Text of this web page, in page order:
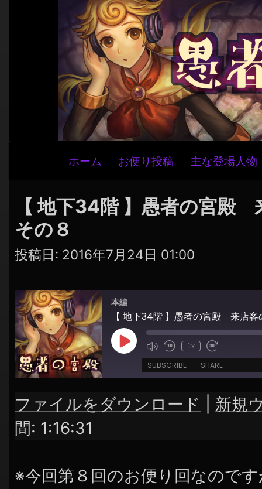
ビ
ゲ
ー
ョ
ン
ホーム お便り投稿 主な登場人物
【 地下34階 】愚者の宮殿
その８
投稿日: 2016年7月24日 01:00
本編
【 地下34階 】愚者の宮殿 来店客
Play
Episode
1x
SUBSCRIBE SHARE
RSS FEED
SHARE
LINK
ファイルをダウンロード
新規
間: 1:16:31
※今回第８回のお便り回なので